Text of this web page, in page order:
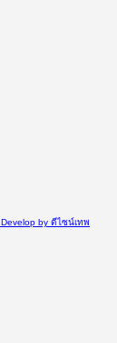
Develop by ดีไซน์เทพ